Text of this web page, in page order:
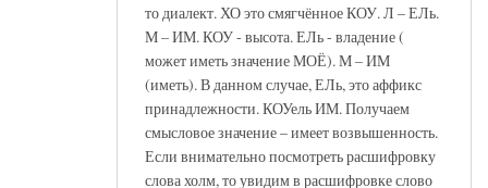
то диалект. ХО это смягчённое КОУ. Л – ЕЛь.
М – ИМ. КОУ - высота. ЕЛь - владение (
может иметь значение МОЁ). М – ИМ
(иметь). В данном случае, ЕЛь, это аффикс
принадлежности. КОУель ИМ. Получаем
смысловое значение – имеет возвышенность.
Если внимательно посмотреть расшифровку
слова холм, то увидим в расшифровке слово